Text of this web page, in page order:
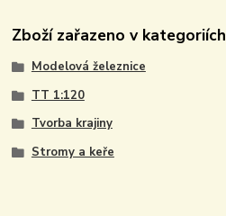
Zboží zařazeno v kategoriích
Modelová železnice
TT 1:120
Tvorba krajiny
Stromy a keře